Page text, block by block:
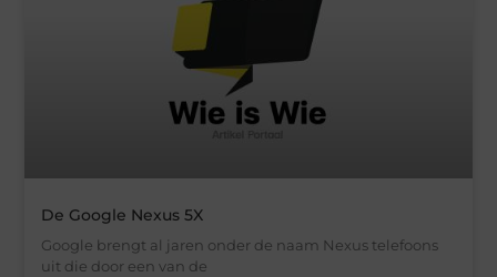
De Google Nexus 5X
Google brengt al jaren onder de naam Nexus telefoons
uit die door een van de